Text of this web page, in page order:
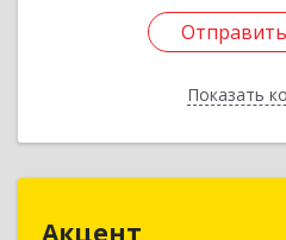
Показать
Акцент